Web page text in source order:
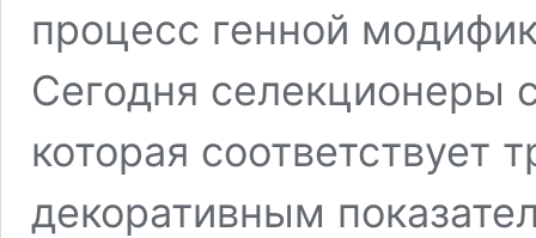
процесс генной
Сегодня селекционеры
которая
декоративным